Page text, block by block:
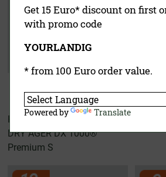
Hunters Kit
DRY AGER DX 1000®
Premium S
Get 15 Euro* discount on first
with promo code
YOURLANDIG
* from 100 Euro order value.
Powered by Translate